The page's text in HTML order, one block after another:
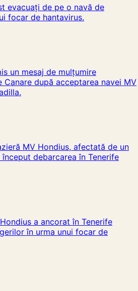
evacuați de pe o navă de
focar de hantavirus.
un mesaj de mulțumire
după acceptarea navei MV
MV Hondius, afectată de un
debarcarea în Tenerife
a ancorat în Tenerife
în urma unui focar de